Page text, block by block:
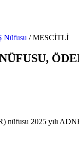
Nüfusu /MESCİTLİ
2025 yılı